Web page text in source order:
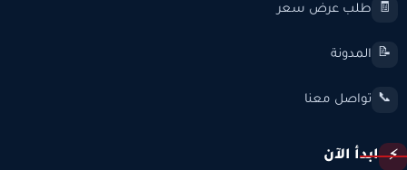
🧾 طلب عرض سعر
📝 المدونة
📞 تواصل معنا
⚡ ابدأ الآن